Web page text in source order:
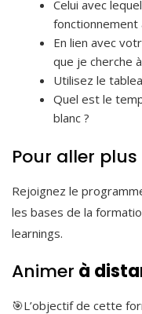
Celui avec
fonctionnement
En lien avec
que je cherche
Utilisez le
Quel est le
blanc ?
Pour aller plus
Rejoignez le
les bases de la
learnings.
Animer à
🎯L’objectif de cette